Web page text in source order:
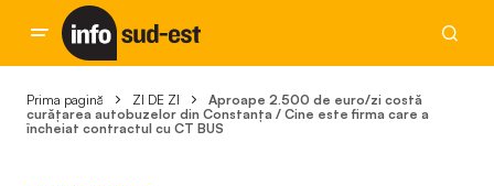
Prima pagină ZI DE ZI
Aproape 2.500 de euro/zi costă
curățarea autobuzelor din Constanța / Cine este firma care a
încheiat contractul cu CT BUS